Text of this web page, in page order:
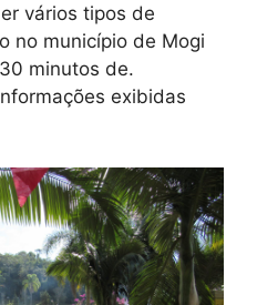
vários tipos de
no município de Mogi
minutos de.
exibidas